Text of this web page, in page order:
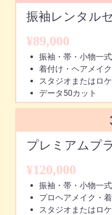
振袖レンタル
¥89,000
振袖・帯・小物一
着付け・ヘアメイク
スタジオまたはロ
データ50カット
プレミアムプ
¥120,000
振袖・帯・小物一
プロヘアメイク・
スタジオまたはロ